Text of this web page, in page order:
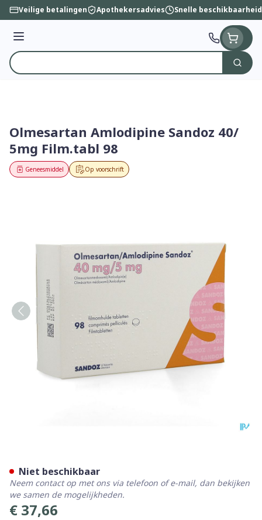
Ga naar de inhoud
Veilige betalingen Apothekersadvies Snelle beschikbaarheid
Menu
Product, merk, categorie...
Zoek
Olmesartan Amlodipine Sandoz 40/
5mg Film.tabl 98
Op voorschrift
Geneesmiddel
€ 37,66
Niet beschikbaar
Neem contact op met ons via telefoon of e-mail, dan bekijken
we samen de mogelijkheden.